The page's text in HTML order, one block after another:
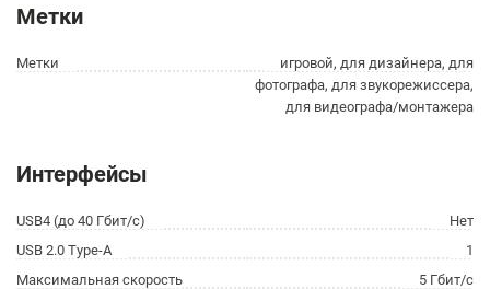
Метки
Метки
игровой, для дизайнера, для
фотографа, для звукорежиссера,
для видеографа/монтажера
Интерфейсы
USB4 (до 40 Гбит/с)
Нет
USB 2.0 Type-A
1
Максимальная скорость
5 Гбит/с